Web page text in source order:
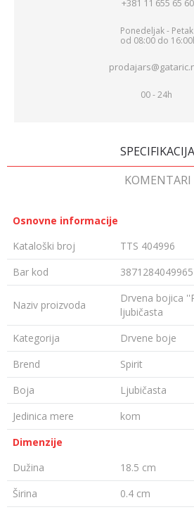
+381 11 655 65 60
Ponedeljak - Petak
od 08:00 do
00 - 24h
SPECIFIKACIJA
KOMENTARI
Osnovne informacije
Kataloški broj
TTS 404996
Bar kod
3871284049965
Naziv proizvoda
Drvena bojica
ljubičasta
Kategorija
Drvene boje
Brend
Spirit
Boja
Ljubičasta
Jedinica mere
kom
Dimenzije
Dužina
18.5 cm
Širina
0.4 cm